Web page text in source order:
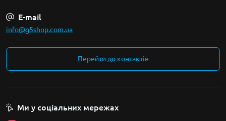
E-mail
info@g5shop.com.ua
Перейти до контактів
Ми у соціальних мережах